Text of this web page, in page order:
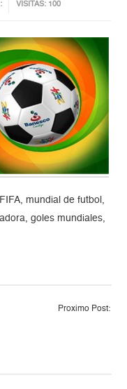
VISITAS: 100
mundial de futbol,
goles mundiales,
Proximo Post: